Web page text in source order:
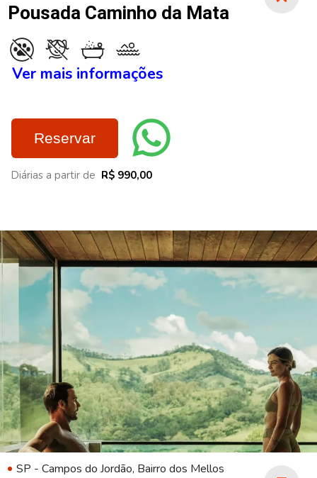
Pousada Caminho da Mata
Ver mais informações
Reservar
Diárias a partir de R$ 990,00
SP - Campos do Jordão, Bairro dos Mellos